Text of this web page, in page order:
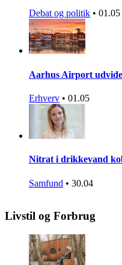
Debat og politik • 01.05
Aarhus Airport
Erhverv • 01.05
Nitrat i drikkevand
Samfund • 30.04
Livstil og Forbrug